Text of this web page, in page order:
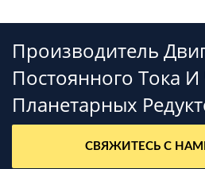
Производитель
Постоянного Тока
Планетарных
СВЯЖИТЕСЬ С